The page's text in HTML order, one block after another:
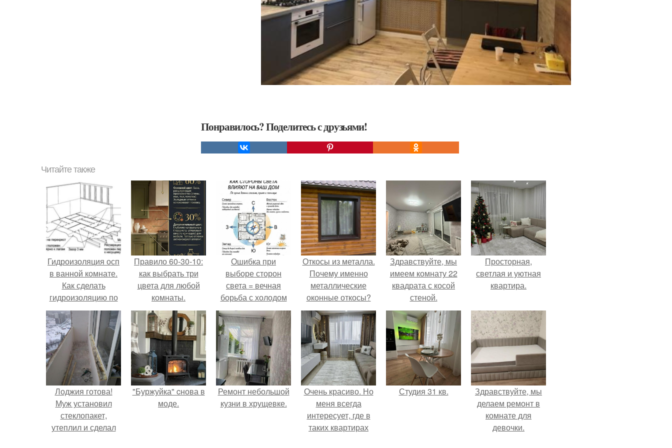
Понравилось? Поделитесь с друзьями!
Читайте также
Гидроизоляция осп
в ванной комнате.
Как сделать
гидроизоляцию по
листам OSB
Правило 60-30-10:
как выбрать три
цвета для любой
комнаты.
Ошибка при
выборе сторон
света = вечная
борьба с холодом
или светом.
Откосы из металла.
Почему именно
металлические
оконные откосы?
Здравствуйте, мы
имеем комнату 22
квадрата с косой
стеной.
Просторная,
светлая и уютная
квартира.
Лоджия готова!
Муж установил
стеклопакет,
утеплил и сделал
"Буржуйка" cнова в
моде.
Ремонт небольшой
кузни в хрущевке.
Очень красиво. Но
меня всегда
интересует, где в
таких квартирах
Студия 31 кв.
Здравствуйте, мы
делаем ремонт в
комнате для
девочки.